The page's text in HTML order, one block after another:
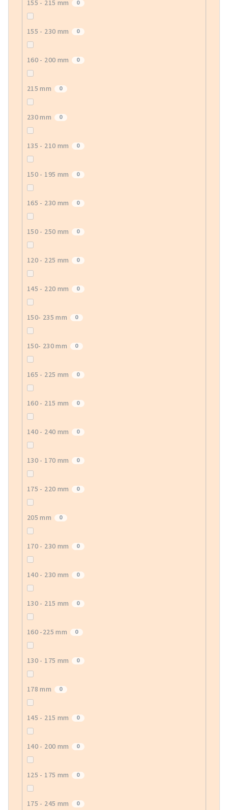
155 - 215 mm 0
155 - 230 mm 0
160 - 200 mm 0
215 mm 0
230 mm 0
135 - 210 mm 0
150 - 195 mm 0
165 - 230 mm 0
150 - 250 mm 0
120 - 225 mm 0
145 - 220 mm 0
150- 235 mm 0
150- 230 mm 0
165 - 225 mm 0
160 - 215 mm 0
140 - 240 mm 0
130 - 170 mm 0
175 - 220 mm 0
205 mm 0
170 - 230 mm 0
140 - 230 mm 0
130 - 215 mm 0
160 -225 mm 0
130 - 175 mm 0
178 mm 0
145 - 215 mm 0
140 - 200 mm 0
125 - 175 mm 0
175 - 245 mm 0